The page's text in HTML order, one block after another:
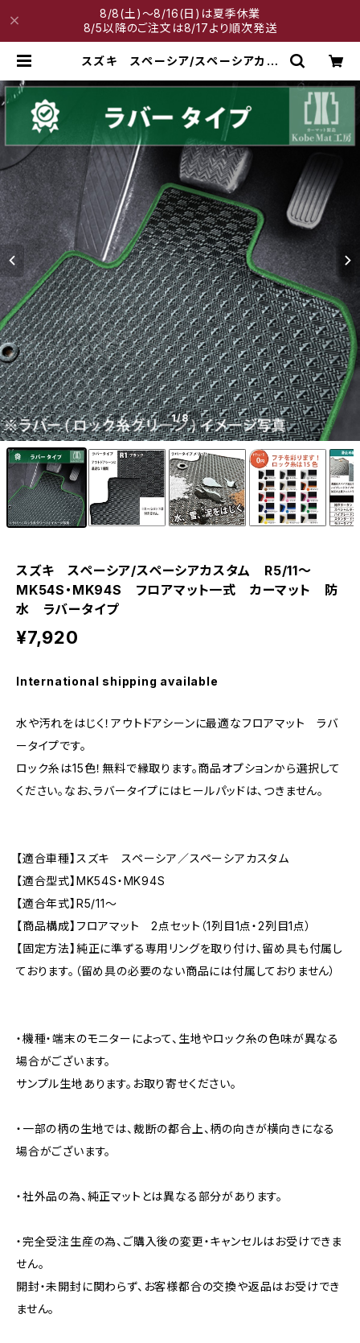
8/8(土)～8/16(日)は夏季休業
8/5以降のご注文は8/17より順次発送
スズキ スペーシア/スペーシアカス
フロアマット一式 カーマット 防
1/8
スズキ スペーシア/スペーシアカスタム R5/11〜
MK54S・MK94S フロアマット一式 カーマット 防
水 ラバータイプ
¥7,920
International shipping available
水や汚れをはじく！アウトドアシーンに最適なフロアマット ラバ
ータイプです。
ロック糸は15色！無料で縁取ります。商品オプションから選択して
ください。なお、ラバータイプにはヒールパッドは、つきません。
【適合車種】スズキ スペーシア／スペーシアカスタム
【適合型式】MK54S・MK94S
【適合年式】R5/11～
【商品構成】フロアマット 2点セット（1列目1点・2列目1点）
【固定方法】純正に準ずる専用リングを取り付け、留め具も付属し
ております。（留め具の必要のない商品には付属しておりません）
・機種・端末のモニターによって、生地やロック糸の色味が異なる
場合がございます。
サンプル生地あります。お取り寄せください。
・一部の柄の生地では、裁断の都合上、柄の向きが横向きになる
場合がございます。
・社外品の為、純正マットとは異なる部分があります。
・完全受注生産の為、ご購入後の変更・キャンセルはお受けできま
せん。
開封・未開封に関わらず、お客様都合の交換や返品はお受けでき
ません。